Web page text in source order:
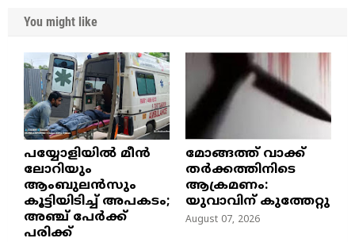
You might like
പയ്യോളിയിൽ മീൻ
ലോറിയും
ആംബുലൻസും
കൂട്ടിയിടിച്ച് അപകടം;
അഞ്ച് പേർക്ക്
പരിക്ക്
മോങ്ങത്ത് വാക്ക്
തർക്കത്തിനിടെ
ആക്രമണം:
യുവാവിന് കുത്തേറ്റു
August 07, 2026